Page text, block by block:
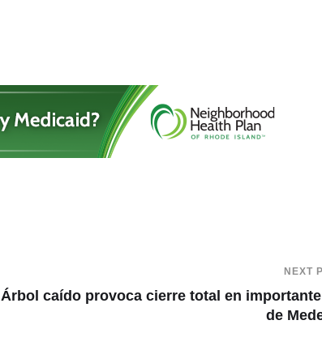
NEXT
Árbol caído provoca cierre total en
de